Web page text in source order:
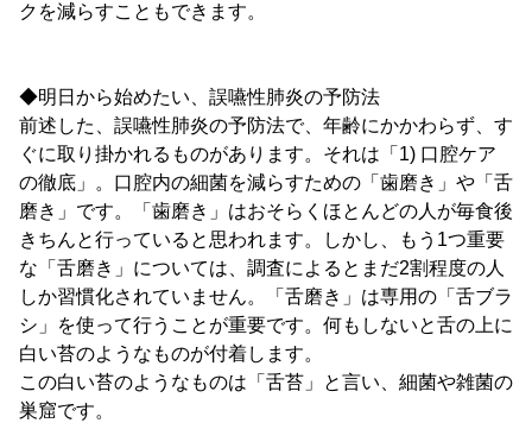
クを減らすこともできます。
◆明日から始めたい、誤嚥性肺炎の予防法
前述した、誤嚥性肺炎の予防法で、年齢にかかわらず、す
ぐに取り掛かれるものがあります。それは「1) 口腔ケア
の徹底」。口腔内の細菌を減らすための「歯磨き」や「舌
磨き」です。「歯磨き」はおそらくほとんどの人が毎食後
きちんと行っていると思われます。しかし、もう1つ重要
な「舌磨き」については、調査によるとまだ2割程度の人
しか習慣化されていません。「舌磨き」は専用の「舌ブラ
シ」を使って行うことが重要です。何もしないと舌の上に
白い苔のようなものが付着します。
この白い苔のようなものは「舌苔」と言い、細菌や雑菌の
巣窟です。